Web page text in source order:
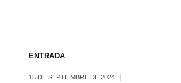
ENTRADA
15 DE SEPTIEMBRE DE 2024